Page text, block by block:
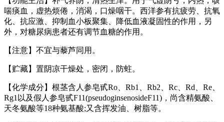
喘痰血，虚热烦倦，消渴，口燥咽干。西洋参有抗疲劳、抗氧
化、抗应激、抑制血小板聚集、降低血液凝固性的作用，另
外，对糖尿病患者还有调节血糖的作用。
【注意】不宜与藜芦同用。
【贮藏】置阴凉干燥处，密闭，防蛀。
【化学成分】根茎含人参皂甙Ro、Rb1、Rb2、Rc、Rd、Re、
Rg1以及假人参皂甙F11(pseudoginsenosideF11)，尚含精氨酸、
天冬氨酸等18种氨基酸;又含挥发油、树脂等。